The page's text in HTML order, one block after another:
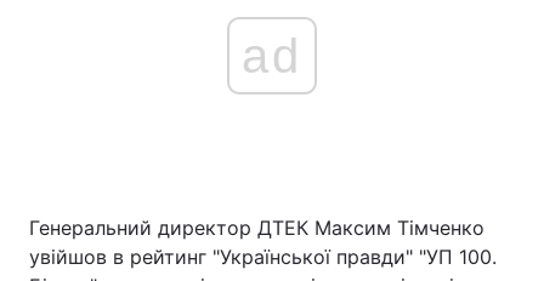
ad
Генеральний директор ДТЕК Максим Тімченко
увійшов в рейтинг "Української правди" "УП 100.